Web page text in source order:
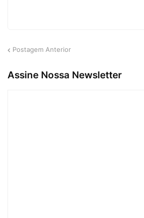
Postagem Anterior
Assine Nossa Newsletter